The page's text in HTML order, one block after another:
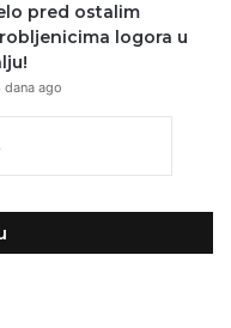
pred ostalim
logora u
dana ago